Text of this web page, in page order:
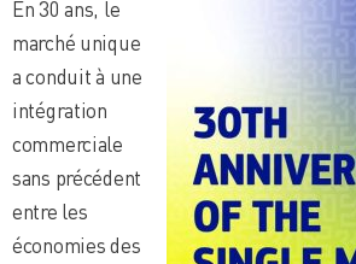
En 30 ans, le
marché unique
a conduit à une
intégration
commerciale
sans précédent
entre les
économies des